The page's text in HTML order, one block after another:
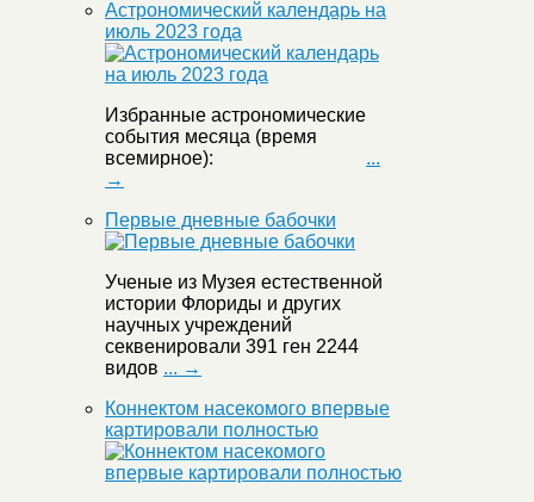
Астрономический календарь на
июль 2023 года
Избранные астрономические
события месяца (время
всемирное): ...
→
Первые дневные бабочки
Ученые из Музея естественной
истории Флориды и других
научных учреждений
секвенировали 391 ген 2244
видов ... →
Коннектом насекомого впервые
картировали полностью